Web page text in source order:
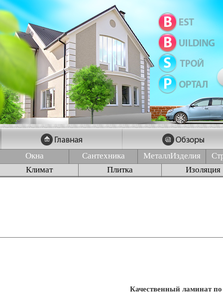
Окна Сантехника МеталлИзделия
Климат
Плитка Изоляция
Качественный ламинат